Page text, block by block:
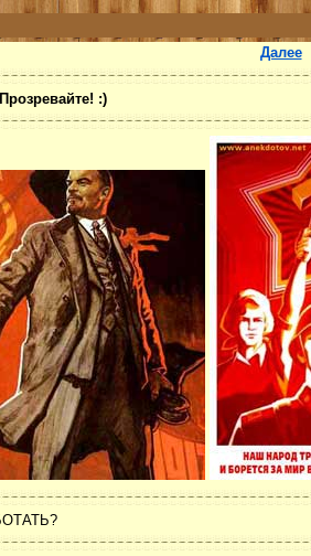
Далее
:)